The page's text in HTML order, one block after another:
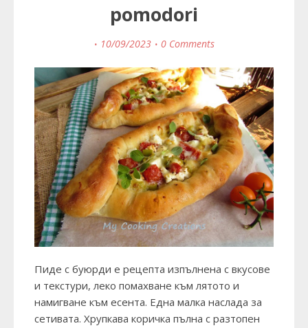
pomodori
10/09/2023 0 Comments
Пиде с буюрди е рецепта изпълнена с вкусове
и текстури, леко помахване към лятото и
намигване към есента. Една малка наслада за
сетивата. Хрупкава коричка пълна с разтопен